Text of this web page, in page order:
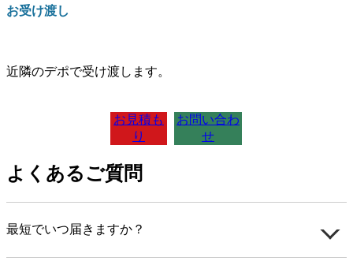
お受け渡し
近隣のデポで受け渡します。
お見積も
り
お問い合わ
せ
よくあるご質問
最短でいつ届きますか？